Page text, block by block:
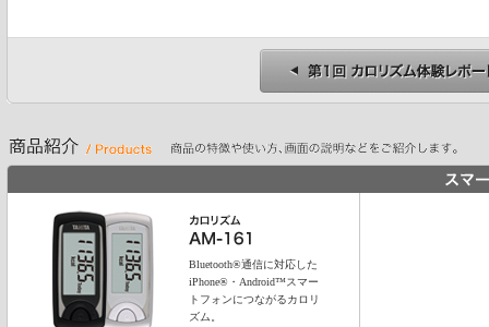
Bluetooth®通信に対応した
iPhone®・Android™スマー
トフォンにつながるカロリ
ズム。